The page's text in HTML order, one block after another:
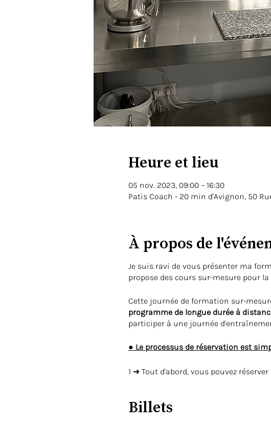
Heure et lieu
05 nov. 2023, 09:00 – 16:30
Patis Coach - 20 min d'Avignon, 50
À propos de
Je suis ravi de vous présenter ma
propose des cours sur-mesure pour
Cette journée de formation sur-
programme de longue durée à
participer à une journée
● Le processus de réservation est
1 ➜ Tout d'abord, vous pouvez
Billets